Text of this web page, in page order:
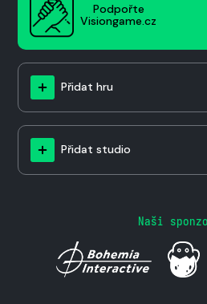
Podpořte
Visiongame.cz
Přidat hru
Přidat studio
Naši